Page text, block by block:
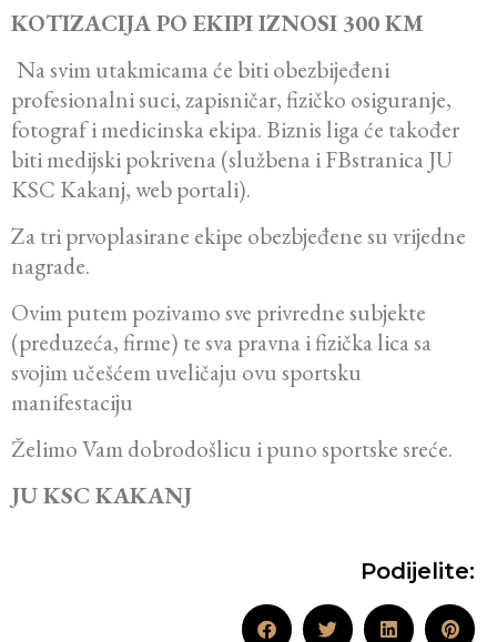
KOTIZACIJA PO EKIPI IZNOSI 300 KM
Na svim utakmicama će biti obezbijeđeni
profesionalni suci, zapisničar, fizičko osiguranje,
fotograf i medicinska ekipa. Biznis liga će također
biti medijski pokrivena (službena i FBstranica JU
KSC Kakanj, web portali).
Za tri prvoplasirane ekipe obezbjeđene su vrijedne
nagrade.
Ovim putem pozivamo sve privredne subjekte
(preduzeća, firme) te sva pravna i fizička lica sa
svojim učešćem uveličaju ovu sportsku
manifestaciju
Želimo Vam dobrodošlicu i puno sportske sreće.
JU KSC KAKANJ
Podijelite: